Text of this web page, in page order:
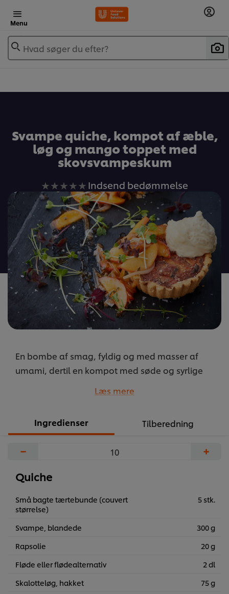
Menu
Hvad søger du efter?
Svampe quiche, kompot af æble,
løg og mango toppet med
skovsvampeskum
Ingen
bedømmelser
indsendt
for
denne
recipe
Indsend bedømmelse
En bombe af smag, fyldig og med masser af
umami, dertil en kompot med søde og syrlige
Læs mere
Ingredienser Tilberedning
− +
Quiche
Små bagte tærtebunde (couvert
størrelse)
5 stk.
Svampe, blandede
300 g
Rapsolie
20 g
Fløde eller flødealternativ
2 dl
Skalotteløg, hakket
75 g